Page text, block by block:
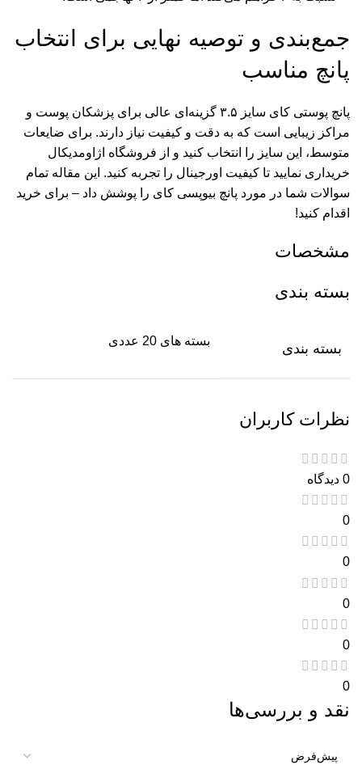
جمع‌بندی و توصیه نهایی برای انتخاب
پانچ مناسب
پانچ پوستی کای سایز ۳.۵ گزینه‌ای عالی برای پزشکان پوست و
مراکز زیبایی است که به دقت و کیفیت نیاز دارند. برای ضایعات
متوسط، این سایز را انتخاب کنید و از فروشگاه اژاومدیکال
خریداری نمایید تا کیفیت اورجینال را تجربه کنید. این مقاله تمام
سوالات شما در مورد پانچ بیوپسی کای را پوشش داد – برای خرید
اقدام کنید!
مشخصات
بسته بندی
بسته بندی بسته های 20 عددی
نظرات کاربران
0 دیدگاه
0
0
0
0
0
نقد و بررسی‌ها